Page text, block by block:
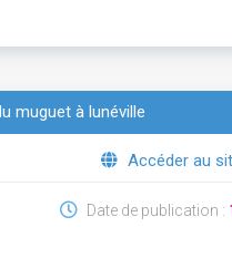
muguet à lunéville
Accéder au
Date de publication :